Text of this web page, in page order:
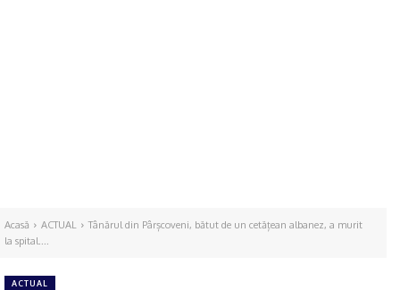
Acasă ACTUAL
Tânărul din Pârșcoveni, bătut de un cetățean albanez, a murit
la spital....
ACTUAL